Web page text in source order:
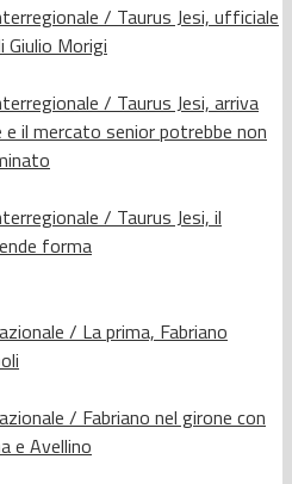
/ Taurus Jesi, ufficiale
Giulio Morigi
/ Taurus Jesi, arriva
il mercato senior potrebbe non
/ Taurus Jesi, il
forma
/ La prima, Fabriano
/ Fabriano nel girone con
e Avellino